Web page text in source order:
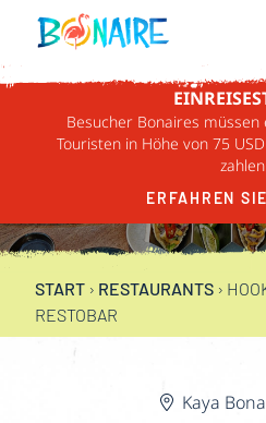
WEITER ZUM INHALT
Besucher Bonaires
Touristen in Höhe von 75
ERFAHREN
SUNSETS
START › RESTAURANTS ›
RESTOBAR
Kaya